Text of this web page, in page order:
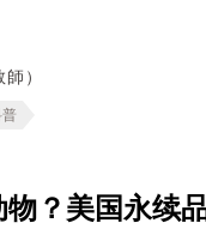
）
？美国永续